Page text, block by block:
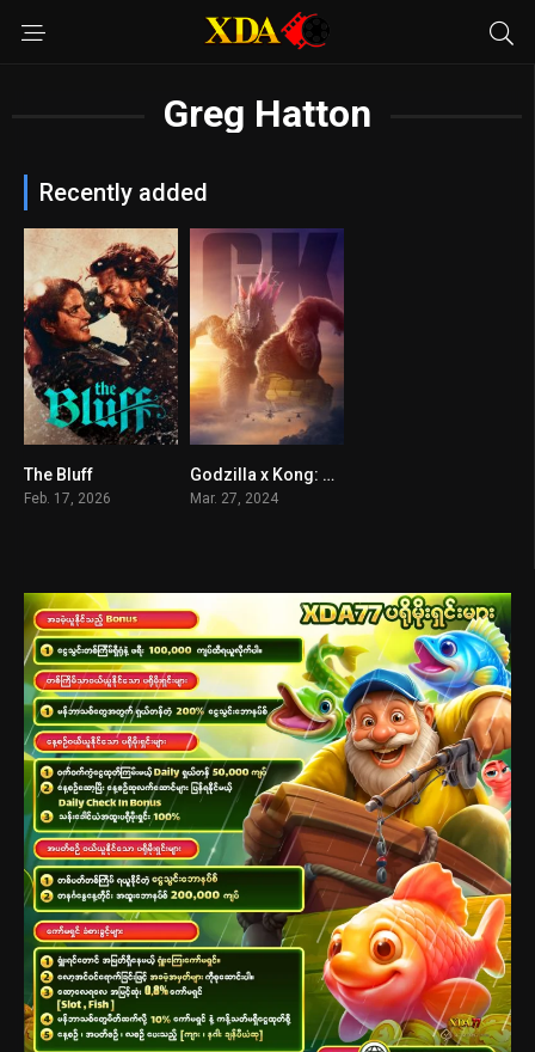
Greg Hatton
Recently added
The Bluff
Feb. 17, 2026
6.4
Godzilla x Kong: The New Empire
Mar. 27, 2024